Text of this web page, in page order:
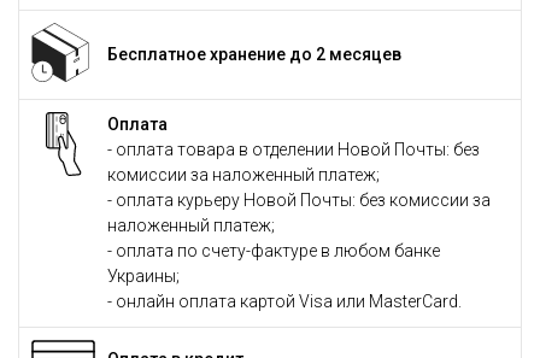
Бесплатное хранение до 2 месяцев
Оплата
- оплата товара в отделении Новой Почты: без
комиссии за наложенный платеж;
- оплата курьеру Новой Почты: без комиссии за
наложенный платеж;
- оплата по счету-фактуре в любом банке
Украины;
- онлайн оплата картой Visa или MasterCard.